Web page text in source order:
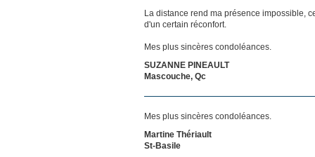
La distance rend ma présence impossible,
d'un certain réconfort.
Mes plus sincères condoléances.
SUZANNE PINEAULT
Mascouche, Qc
Mes plus sincères condoléances.
Martine Thériault
St-Basile